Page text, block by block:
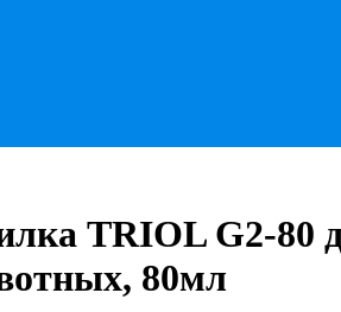
TRIOL G2-80
80мл